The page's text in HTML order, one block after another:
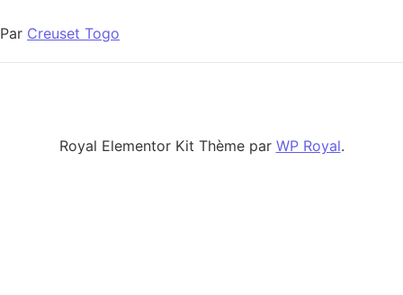
Par Creuset Togo
Royal Elementor Kit Thème par WP Royal.